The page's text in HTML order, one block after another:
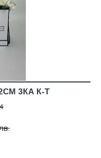
3КА К-Т